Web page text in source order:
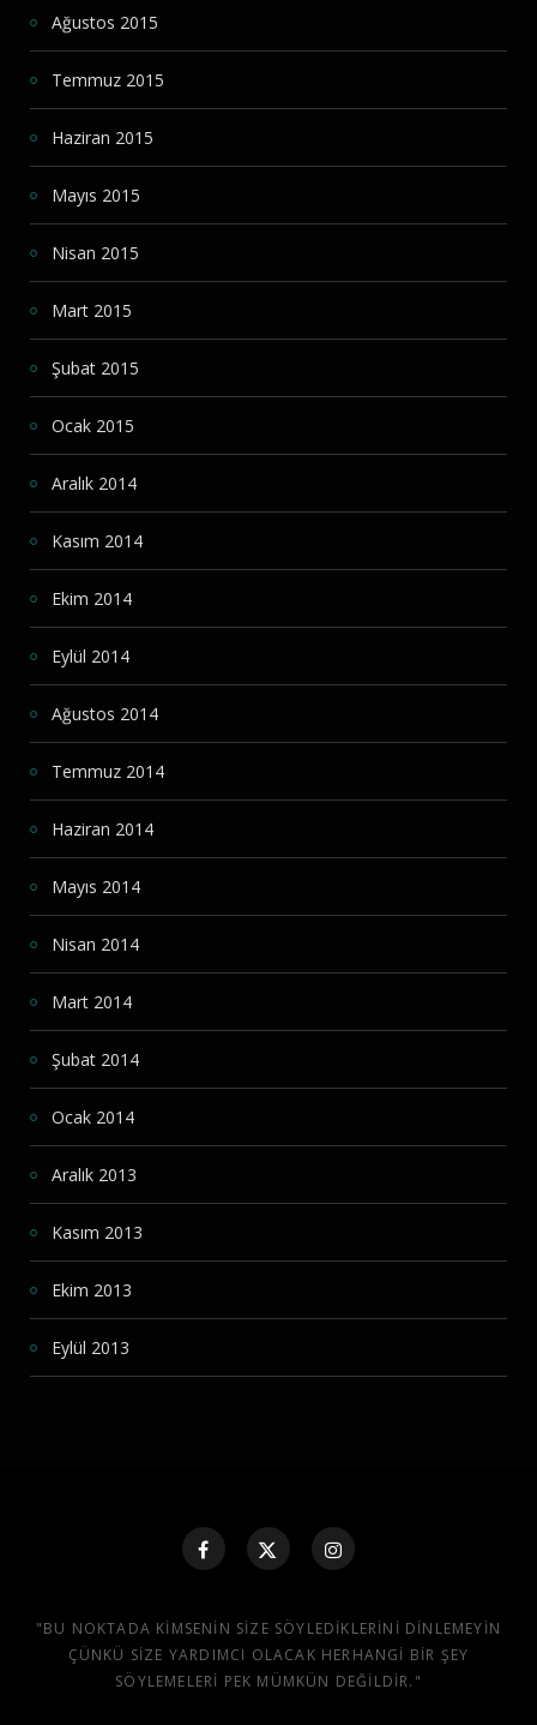
Ağustos 2015
Temmuz 2015
Haziran 2015
Mayıs 2015
Nisan 2015
Mart 2015
Şubat 2015
Ocak 2015
Aralık 2014
Kasım 2014
Ekim 2014
Eylül 2014
Ağustos 2014
Temmuz 2014
Haziran 2014
Mayıs 2014
Nisan 2014
Mart 2014
Şubat 2014
Ocak 2014
Aralık 2013
Kasım 2013
Ekim 2013
Eylül 2013
"BU NOKTADA KIMSENIN SIZE SÖYLEDIKLERINI DINLEMEYIN
ÇÜNKÜ SIZE YARDIMCI OLACAK HERHANGI BIR ŞEY
SÖYLEMELERI PEK MÜMKÜN DEĞILDIR."